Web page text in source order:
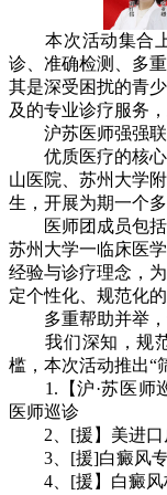
本次活动集合上
诊、准确检测、多
其是深受困扰的青
及的专业诊疗服务
沪苏医师强强联
优质医疗的核心
山医院、苏州大学
生，开展为期一个
医师团成员包括
苏州大学一临床医
经验与诊疗理念，
定个性化、规范化
多重帮助并举，
我们深知，规范
槛，本次活动推出“
1.【沪·苏医师巡
医师巡诊
2、[援】美进口
3、[援]白癜风专
4、[援】白癜风